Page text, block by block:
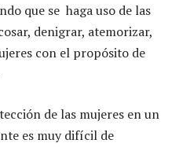
que se haga uso de las
denigrar, atemorizar,
con el propósito de
de las mujeres en un
es muy difícil de